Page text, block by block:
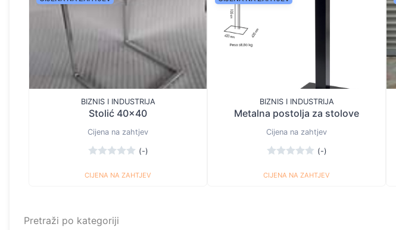
BIZNIS I INDUSTRIJA
Stolić 40x40
Cijena na zahtjev
(-)
CIJENA NA ZAHTJEV
BIZNIS I INDUSTRIJA
Metalna postolja za stolove
Cijena na zahtjev
(-)
CIJENA NA ZAHTJEV
Pretraži po kategoriji